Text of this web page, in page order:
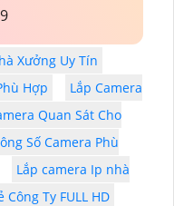
Xưởng Uy Tín
Hợp
Lắp Camera
Quan Sát Cho
Số Camera Phù
Lắp camera Ip nhà
Công Ty FULL HD